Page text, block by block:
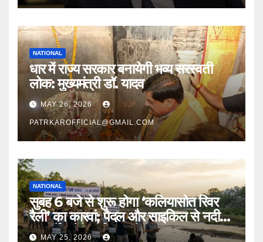
NATIONAL
धार में राज्य सरकार बनायेगी भव्य सरस्वती
लोक: मुख्यमंत्री डॉ. यादव
MAY 26, 2026
PATRKAROFFICIAL@GMAIL.COM
NATIONAL
सुबह 6 बजे से शुरू होगा ‘कलियासोत रिवर
रैली’ का कारवां; पैदल और साइकिल से नदी
का सर्वे करेंगे पर्यावरण प्रेमी
MAY 25, 2026